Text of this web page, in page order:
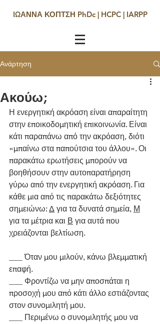
IΩΑΝΝΑ ΚΟΠΤΣΗ PhDc | HCPC | IARPP
Ανάρτηση
Ακούω;
Η ενεργητική ακρόαση είναι απαραίτητη
στην εποικοδομητική επικοινωνία. Είναι
κάτι παραπάνω από την ακρόαση, διότι
«μπαίνω στα παπούτσια του άλλου». Οι
παρακάτω ερωτήσεις μπορούν να
βοηθήσουν στην αυτοπαρατήρηση
γύρω από την ενεργητική ακρόαση. Για
κάθε μια από τις παρακάτω δεξιότητες
σημειώνω: Δ για τα δυνατά σημεία, Μ
για τα μέτρια και Β για αυτά που
χρειάζονται βελτίωση.
___ Όταν μου μιλούν, κάνω βλεμματική
επαφή.
___ Φροντίζω να μην αποσπάται η
προσοχή μου από κάτι άλλο εστιάζοντας
στον συνομιλητή μου.
___ Περιμένω ο συνομιλητής μου να